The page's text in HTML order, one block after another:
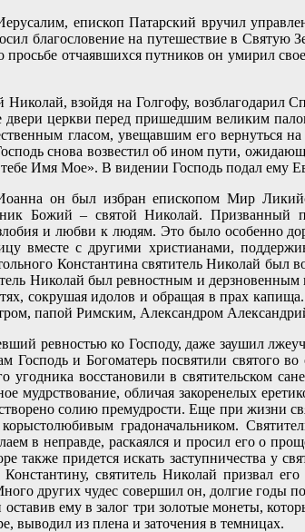
епископ Патарский вручил
благословение на путешествие в
отчаявшихся путников он умирил
взойдя на Голгофу, возблагодарил
двери церкви перед пришедшим великим
гласом, увещавшим его вернуться
снова возвестил об ином пути,
Имя Мое». В видении Господь подал ему
он был избран епископом Мир
Божий – святой Николай. Призванный
и любви к людям. Это было особенно
вместе с другими христианами,
Константина святитель Николай был
Николай был ревностным и
сокрушая идолов и обращая в прах
папой Римским, Александром
ревностью ко Господу, даже заушил
и Богоматерь посвятили святого
угодника восстановили в святительском
мудрствование, обличая закоренелых
солию премудрости. Еще при жизни
градоначальником.
в неправде, раскаялся и просил его о
придется искать заступничества у
святитель Николай призвал
других чудес совершил он, долгие годы
ему в залог три золотые монеты,
выводил из плена и заточения в темницах.